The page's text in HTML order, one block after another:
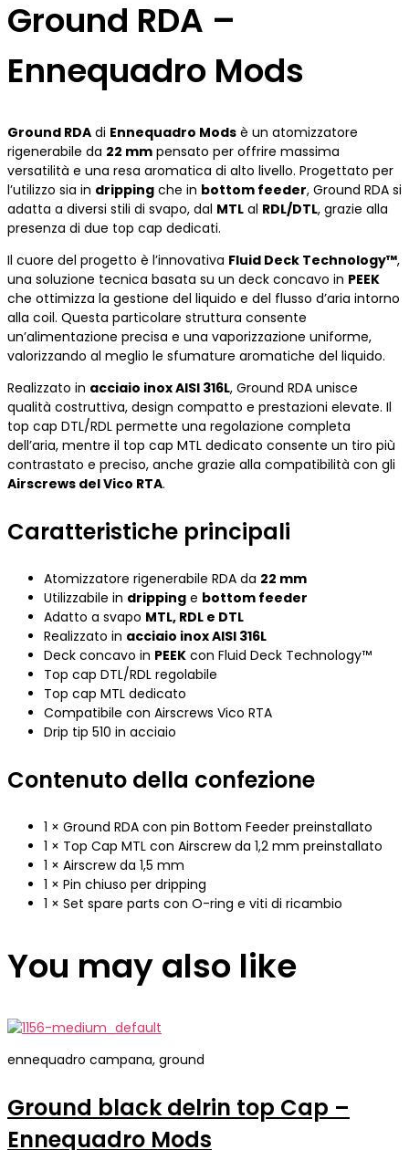
Ground RDA –
Ennequadro Mods
Ground RDA di Ennequadro Mods è un atomizzatore
rigenerabile da 22 mm pensato per offrire massima
versatilità e una resa aromatica di alto livello. Progettato per
l’utilizzo sia in dripping che in bottom feeder, Ground RDA si
adatta a diversi stili di svapo, dal MTL al RDL/DTL, grazie alla
presenza di due top cap dedicati.
Il cuore del progetto è l’innovativa Fluid Deck Technology™,
una soluzione tecnica basata su un deck concavo in PEEK
che ottimizza la gestione del liquido e del flusso d’aria intorno
alla coil. Questa particolare struttura consente
un’alimentazione precisa e una vaporizzazione uniforme,
valorizzando al meglio le sfumature aromatiche del liquido.
Realizzato in acciaio inox AISI 316L, Ground RDA unisce
qualità costruttiva, design compatto e prestazioni elevate. Il
top cap DTL/RDL permette una regolazione completa
dell’aria, mentre il top cap MTL dedicato consente un tiro più
contrastato e preciso, anche grazie alla compatibilità con gli
Airscrews del Vico RTA.
Caratteristiche principali
Atomizzatore rigenerabile RDA da 22 mm
Utilizzabile in dripping e bottom feeder
Adatto a svapo MTL, RDL e DTL
Realizzato in acciaio inox AISI 316L
Deck concavo in PEEK con Fluid Deck Technology™
Top cap DTL/RDL regolabile
Top cap MTL dedicato
Compatibile con Airscrews Vico RTA
Drip tip 510 in acciaio
Contenuto della confezione
1 × Ground RDA con pin Bottom Feeder preinstallato
1 × Top Cap MTL con Airscrew da 1,2 mm preinstallato
1 × Airscrew da 1,5 mm
1 × Pin chiuso per dripping
1 × Set spare parts con O-ring e viti di ricambio
You may also like
ennequadro campana, ground
Ground black delrin top Cap –
Ennequadro Mods